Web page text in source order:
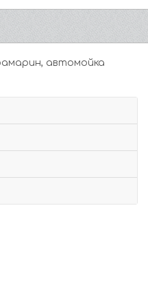
автомойка